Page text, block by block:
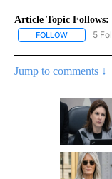
Article Topic Follows:
FOLLOW FOLLOW
5
Jump to comments ↓